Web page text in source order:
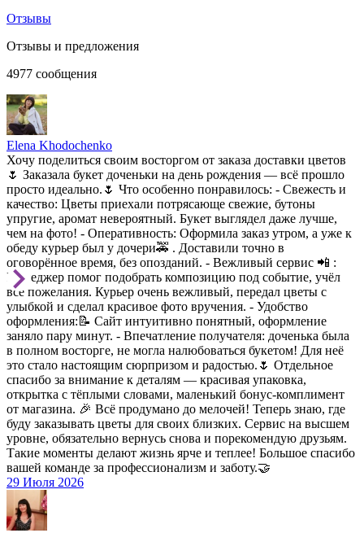
Отзывы
Отзывы и предложения
4977 сообщения
Elena Khodochenko
Хочу поделиться своим восторгом от заказа доставки цветов
🌷 Заказала букет доченьки на день рождения — всё прошло
просто идеально.🌷 Что особенно понравилось: - Свежесть и
качество: Цветы приехали потрясающе свежие, бутоны
упругие, аромат невероятный. Букет выглядел даже лучше,
чем на фото! - Оперативность: Оформила заказ утром, а уже к
обеду курьер был у дочери🚕 . Доставили точно в
оговорённое время, без опозданий. - Вежливый сервис 📲 :
Менеджер помог подобрать композицию под событие, учёл
все пожелания. Курьер очень вежливый, передал цветы с
улыбкой и сделал красивое фото вручения. - Удобство
оформления:📝 Сайт интуитивно понятный, оформление
заняло пару минут. - Впечатление получателя: доченька была
в полном восторге, не могла налюбоваться букетом! Для неё
это стало настоящим сюрпризом и радостью.🌷 Отдельное
спасибо за внимание к деталям — красивая упаковка,
открытка с тёплыми словами, маленький бонус-комплимент
от магазина. 🎉 Всё продумано до мелочей! Теперь знаю, где
буду заказывать цветы для своих близких. Сервис на высшем
уровне, обязательно вернусь снова и порекомендую друзьям.
Такие моменты делают жизнь ярче и теплее! Большое спасибо
вашей команде за профессионализм и заботу.🤝
29 Июля 2026